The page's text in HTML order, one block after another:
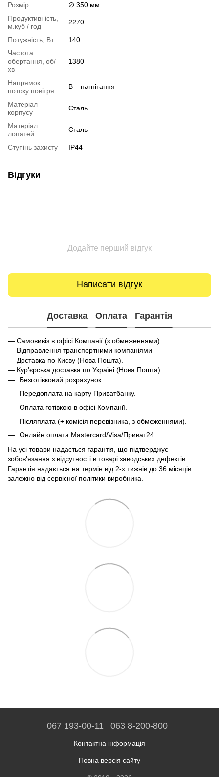
Розмір
∅ 350 мм
Продуктивність,
м.куб / год
2270
Потужність, Вт
140
Частота
обертання, об/
хв
1380
Напрямок
потоку повітря
B – нагнітання
Матеріал
корпусу
Сталь
Матеріал
лопатей
Сталь
Ступінь захисту IP44
Відгуки
Додайте перший відгук
Написати відгук
Доставка Оплата Гарантія
— Самовивіз в офісі Компанії (з обмеженнями).
— Відправлення транспортними компаніями.
— Доставка по Києву (Нова Пошта).
— Кур'єрська доставка по Україні (Нова Пошта)
Безготівковий розрахунок.
Передоплата на карту Приватбанку.
Оплата готівкою в офісі Компанії.
Післяплата (+ комісія перевізника, з обмеженнями).
Онлайн оплата Mastercard/Visa/Приват24
На усі товари надається гарантія, що підтверджує
зобов'язання з відсутності в товарі заводських дефектів.
Гарантія надається на термін від 2-х тижнів до 36 місяців
залежно від сервісної політики виробника.
067 193-00-11 063 8-200-800
Контактна інформація
Повна версія сайту